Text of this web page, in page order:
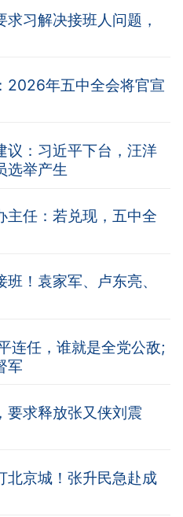
习解决接班人问题，
2026年五中全会将官宣
议：习近平下台，汪洋
选举产生
主任：若兑现，五中全
！袁家军、卢东亮、
连任，谁就是全党公敌;
军
要求释放张又侠刘震
北京城！张升民急赴成